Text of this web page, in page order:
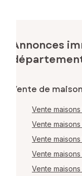
Annonces
Vente de
Vente
Vente
Vente
Vente
Vente